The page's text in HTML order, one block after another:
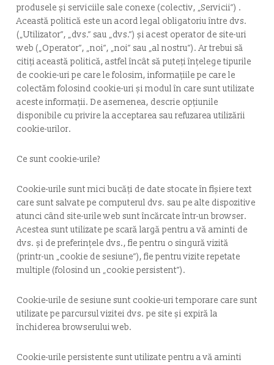
produsele și serviciile sale conexe (colectiv, „Servicii”) .
Această politică este un acord legal obligatoriu între dvs.
(„Utilizator”, „dvs.” sau „dvs.”) și acest operator de site-uri
web („Operator”, „noi”, „noi” sau „al nostru”). Ar trebui să
citiți această politică, astfel încât să puteți înțelege tipurile
de cookie-uri pe care le folosim, informațiile pe care le
colectăm folosind cookie-uri și modul în care sunt utilizate
aceste informații. De asemenea, descrie opțiunile
disponibile cu privire la acceptarea sau refuzarea utilizării
cookie-urilor.
Ce sunt cookie-urile?
Cookie-urile sunt mici bucăți de date stocate în fișiere text
care sunt salvate pe computerul dvs. sau pe alte dispozitive
atunci când site-urile web sunt încărcate într-un browser.
Acestea sunt utilizate pe scară largă pentru a vă aminti de
dvs. și de preferințele dvs., fie pentru o singură vizită
(printr-un „cookie de sesiune”), fie pentru vizite repetate
multiple (folosind un „cookie persistent”).
Cookie-urile de sesiune sunt cookie-uri temporare care sunt
utilizate pe parcursul vizitei dvs. pe site și expiră la
închiderea browserului web.
Cookie-urile persistente sunt utilizate pentru a vă aminti